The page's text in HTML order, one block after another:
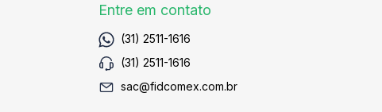
Entre em contato
(31) 2511-1616
(31) 2511-1616
sac@fidcomex.com.br